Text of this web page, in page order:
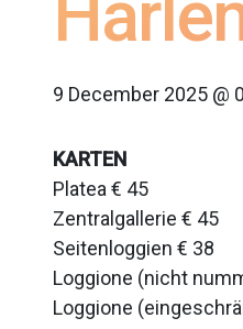
9 December 2025 @
KARTEN
Platea € 45
Zentralgallerie € 45
Seitenloggien € 38
Loggione (nicht
Loggione